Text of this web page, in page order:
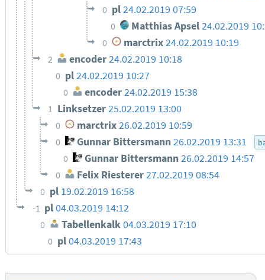
0 pl24.02.2019 07:59
0 Matthias Apsel24.02.2019
0 marctrix24.02.2019 10:19
2 encoder24.02.2019 10:18
0 pl24.02.2019 10:27
0 encoder24.02.2019 15:38
1 Linksetzer25.02.2019 13:00
0 marctrix26.02.2019 10:59
0 Gunnar Bittersmann26.02.2019 13:31
0 Gunnar Bittersmann26.02.2019 14:57
0 Felix Riesterer27.02.2019 08:54
0 pl 19.02.2019 16:58
-1 pl04.03.2019 14:12
0 Tabellenkalk 04.03.2019 17:10
0 pl04.03.2019 17:43